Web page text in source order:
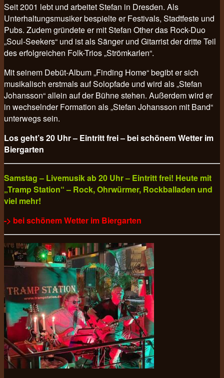
Seit 2001 lebt und arbeitet Stefan in Dresden. Als
Unterhaltungsmusiker bespielte er Festivals, Stadtfeste und
Pubs. Zudem gründete er mit Stefan Other das Rock-Duo
„Soul-Seekers“ und ist als Sänger und Gitarrist der dritte Teil
des erfolgreichen Folk-Trios „Strömkarlen“.
Mit seinem Debüt-Album „Finding Home“ begibt er sich
musikalisch erstmals auf Solopfade und wird als „Stefan
Johansson“ allein auf der Bühne stehen. Außerdem wird er
in wechselnder Formation als „Stefan Johansson mit Band“
unterwegs sein.
Los geht’s 20 Uhr – Eintritt frei – bei schönem Wetter im
Biergarten
Samstag – Livemusik ab 20 Uhr – Eintritt frei! Heute mit
„Tramp Station“ – Rock, Ohrwürmer, Rockballaden und
viel mehr!
-> bei schönem Wetter im Biergarten